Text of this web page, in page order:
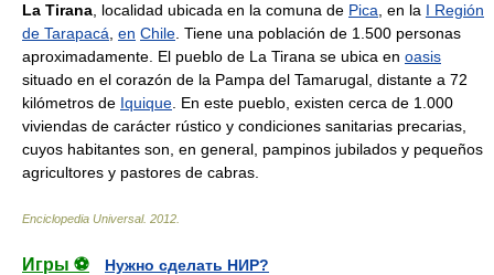
La Tirana , localidad ubicada en la comuna de Pica , en la I Región
de Tarapacá en Chile . Tiene una población de 1.500 personas
aproximadamente. El pueblo de La Tirana se ubica en oasis
situado en el corazón de la Pampa del Tamarugal, distante a 72
kilómetros de Iquique . En este pueblo, existen cerca de 1.000
viviendas de carácter rústico y condiciones sanitarias precarias,
cuyos habitantes son, en general, pampinos jubilados y pequeños
agricultores y pastores de cabras.
Enciclopedia Universal. 2012
Игры ⚽
Нужно сделать НИР?